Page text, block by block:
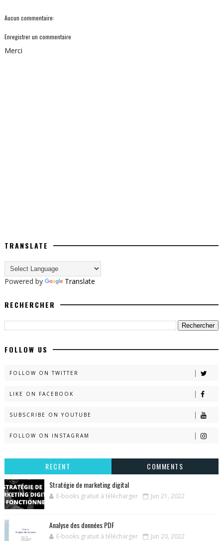
Aucun commentaire:
Enregistrer un commentaire
Merci
TRANSLATE
Powered by Translate
RECHERCHER
FOLLOW US
FOLLOW ON TWITTER
LIKE ON FACEBOOK
SUBSCRIBE ON YOUTUBE
FOLLOW ON INSTAGRAM
RECENT
COMMENTS
Stratégie de marketing digital
E-books gratuit à télécharger Jun 21, 2022
Analyse des données PDF
E-books gratuit à télécharger Jun 20, 2022